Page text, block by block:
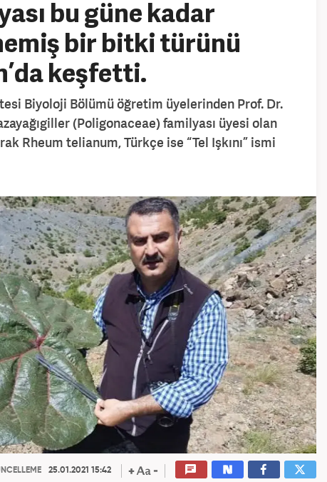
bu güne kadar
bir bitki türünü
keşfetti.
Biyoloji Bölümü öğretim üyelerinden Prof. Dr.
(Poligonaceae) familyası üyesi olan
Rheum telianum, Türkçe ise “Tel Işkını” ismi
25.01.2021 15:42